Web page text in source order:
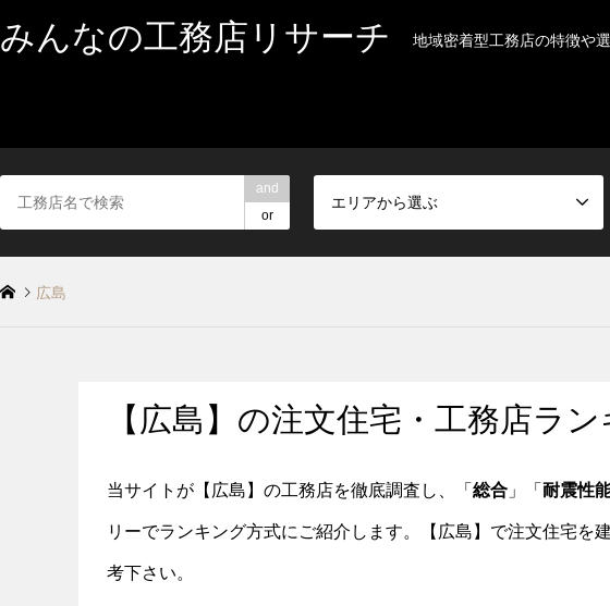
みんなの工務店リサーチ 地域密着型工務店の特徴や
and
or
エリアから選ぶ
広島
【広島】の注文住宅・工務店ラ
当サイトが【広島】の工務店を徹底調査し、「 総合」「 耐震性
リーでランキング方式にご紹介します。【広島】で注文住宅を
考下さい。